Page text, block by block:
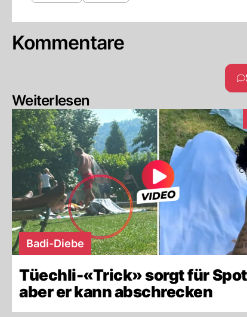
Kommentare
Weiterlesen
Badi-Diebe
Tüechli-«Trick» sorgt für
aber er kann abschrecken